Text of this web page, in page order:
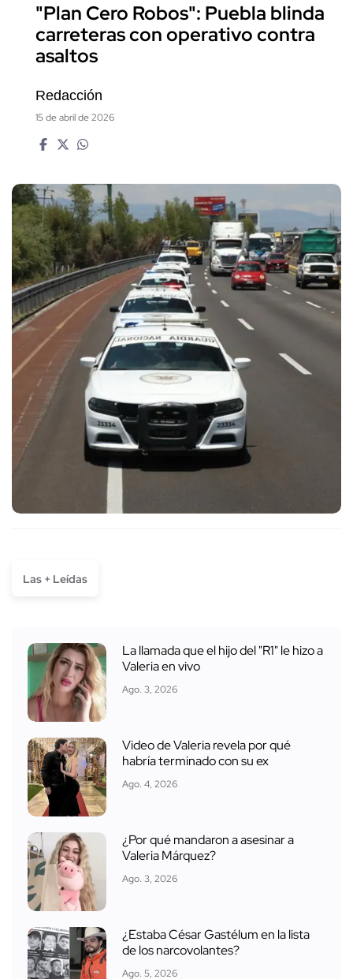
"Plan Cero Robos": Puebla blinda
carreteras con operativo contra
asaltos
Redacción
15 de abril de 2026
Las + Leídas
La llamada que el hijo del "R1" le hizo a
Valeria en vivo
Ago. 3, 2026
Video de Valeria revela por qué
habría terminado con su ex
Ago. 4, 2026
¿Por qué mandaron a asesinar a
Valeria Márquez?
Ago. 3, 2026
¿Estaba César Gastélum en la lista
de los narcovolantes?
Ago. 5, 2026